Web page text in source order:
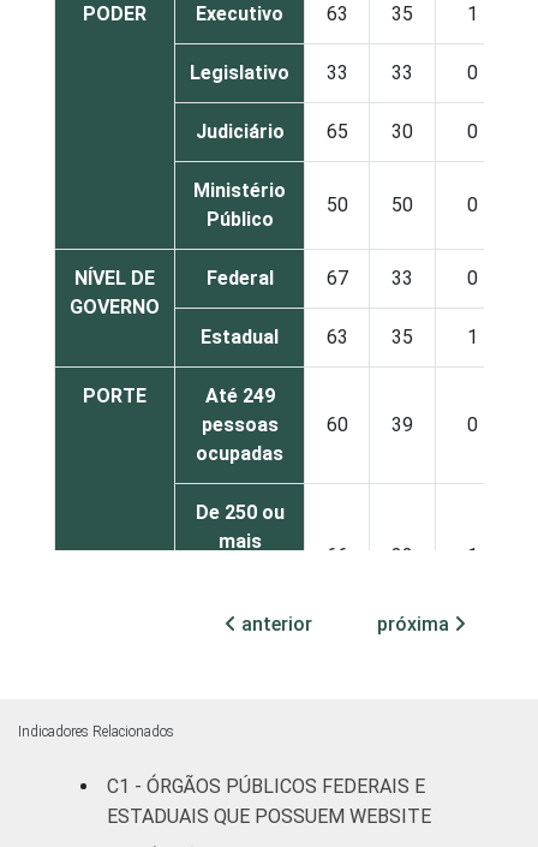
PODER Executivo 63 35 1
Legislativo 33 33 0
Judiciário 65 30 0
Ministério
Público
50 50 0
NÍVEL DE
GOVERNO
Federal 67 33 0
Estadual 63 35 1
PORTE
Até 249
pessoas
ocupadas
60 39 0
De 250 ou
mais
66 32 1
Estudos para o Desenvolvimento da
Sociedade da Informação (Cetic.br),
anterior próxima
Indicadores Relacionados
C1 - ÓRGÃOS PÚBLICOS FEDERAIS E
ESTADUAIS QUE POSSUEM WEBSITE